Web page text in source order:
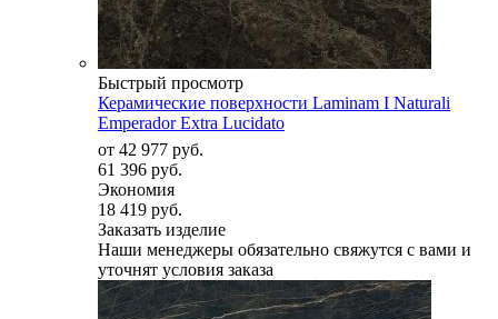
Быстрый просмотр
Керамические поверхности Laminam I Naturali
Emperador Extra Lucidato
от 42 977 руб.
61 396 руб.
Экономия
18 419 руб.
Заказать изделие
Наши менеджеры обязательно свяжутся с вами и
уточнят условия заказа